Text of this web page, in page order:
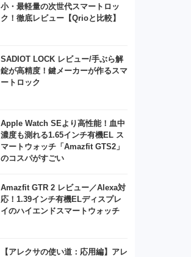
小・最軽量の次世代スマートロッ
ク！徹底レビュー【Qrioと比較】
SADIOT LOCK レビュー/手ぶら解
錠が高精度！鍵メーカーが作るスマ
ートロック
Apple Watch SEより高性能！血中
濃度も測れる1.65インチ有機EL ス
マートウォッチ「Amazfit GTS2」
のコスパがすごい
Amazfit GTR 2 レビュー／Alexa対
応！1.39インチ有機ELディスプレ
イのハイエンドスマートウォッチ
【アレクサの使い道：応用編】アレ